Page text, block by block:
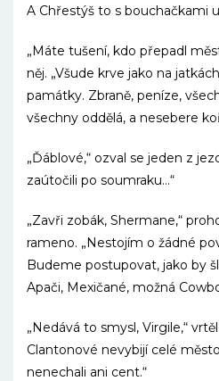
A Chřestýš to s bouchačkami
„Máte tušení, kdo přepadl
něj. „Všude krve jako na
památky. Zbraně, peníze,
všechny oddělá, a nesebere
„Ďáblové,“ ozval se jeden z
zaútočili po soumraku…“
„Zavři zobák, Shermane,“
rameno. „Nestojím o žádné
Budeme postupovat, jako by
Apači, Mexičané, možná
„Nedává to smysl, Virgile,“
Clantonové nevybijí celé
nenechali ani cent.“